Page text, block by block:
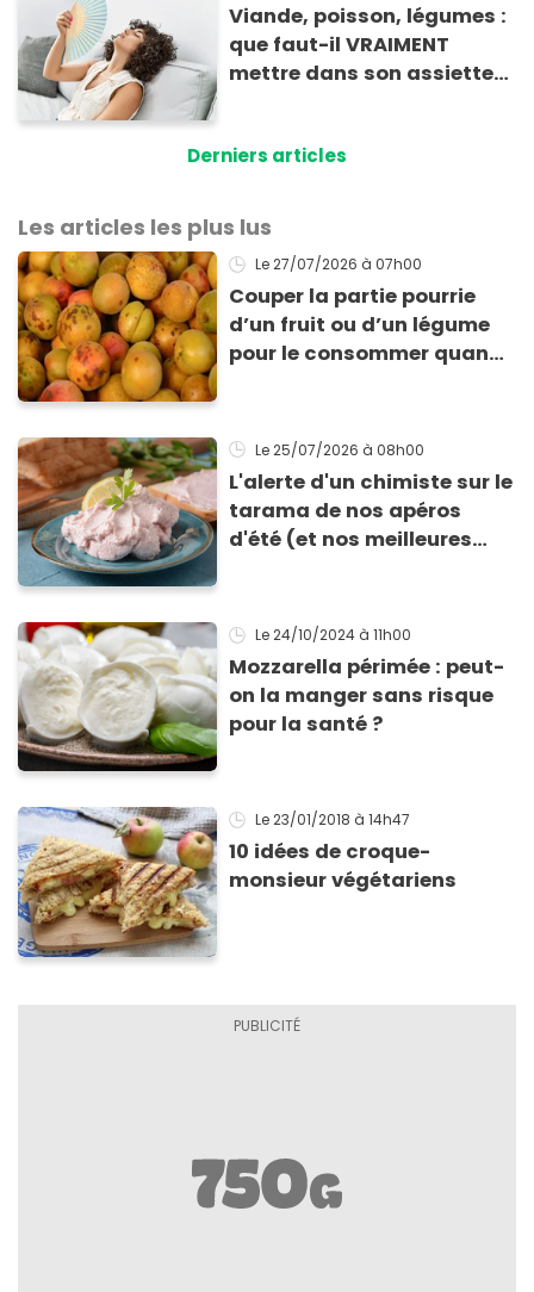
Viande, poisson, légumes :
que faut-il VRAIMENT
mettre dans son assiette
Derniers articles
Les articles les plus lus
Le 27/07/2026 à 07h00
Couper la partie pourrie
d’un fruit ou d’un légume
pour le consommer quand
Le 25/07/2026 à 08h00
L'alerte d'un chimiste sur le
tarama de nos apéros
d'été (et nos meilleures
Le 24/10/2024 à 11h00
Mozzarella périmée : peut-
on la manger sans risque
pour la santé ?
Le 23/01/2018 à 14h47
10 idées de croque-
monsieur végétariens